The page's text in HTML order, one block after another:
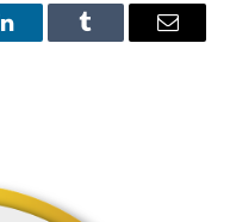
LinkedInTumblr Email